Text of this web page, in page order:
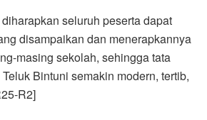
seluruh peserta dapat
disampaikan dan menerapkannya
masing sekolah, sehingga tata
Bintuni semakin modern, tertib,
R2]